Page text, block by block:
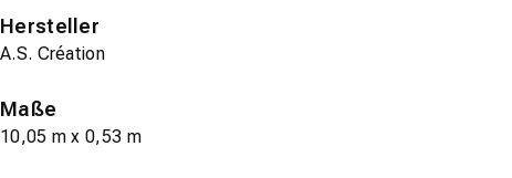
Hersteller
A.S. Création
Maße
10,05 m x 0,53 m